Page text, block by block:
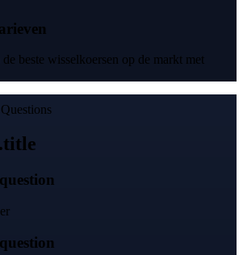
beste wisselkoersen op de markt met